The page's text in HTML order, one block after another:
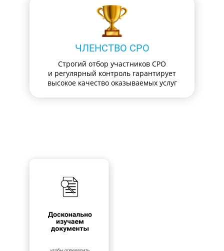
ЧЛЕНСТВО СРО
Строгий отбор участников СРО
и регулярный контроль гарантирует
высокое качество оказываемых услуг